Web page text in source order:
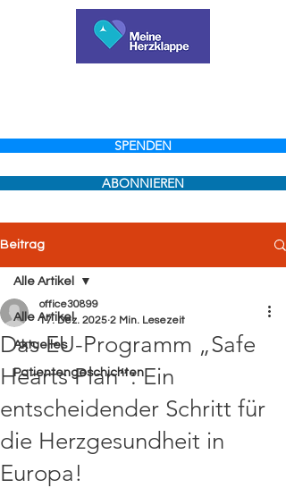
SPENDEN
ABONNIEREN
Beitrag
Alle Artikel
Aktuelles
Patientengeschichten
Alle Artikel
Das EU-Programm „Safe
Hearts Plan“: Ein
entscheidender Schritt für
die Herzgesundheit in
Europa!
office30899
17. Dez. 2025 2 Min. Lesezeit